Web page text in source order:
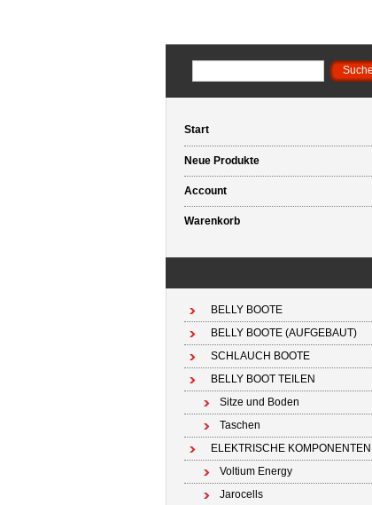
Start
Neue Produkte
Account
Warenkorb
BELLY BOOTE
BELLY BOOTE (AUFGEBAUT)
SCHLAUCH BOOTE
BELLY BOOT TEILEN
Sitze und Boden
Taschen
ELEKTRISCHE KOMPONENTEN
Voltium Energy
Jarocells